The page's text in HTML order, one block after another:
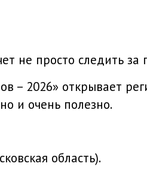
не просто следить
– 2026» открывает
и очень полезно.
область).